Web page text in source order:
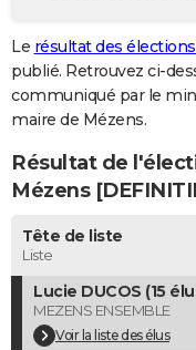
GUIDES D'ACHAT
BONS PLANS
CARTE DE VOEUX
Carte de Noël
Carte Bonne année
Carte Saint-Valentin
Carte Pâques
Carte d'anniversaire
DICTIONNAIRE
Dictionnaire
Biographies
Citations
Expressions
Proverbes
PROGRAMME TV
COPAINS D'AVANT
S'inscrire
Se connecter
Lycées
Collèges
Primaires
Universités
Entreprises
Service militaire
Avis de recherche
AVIS DE DÉCÈS
Le résultat des
publié. Retrouvez ci-
communiqué par le
maire de Mézens.
Résultat de
Mézens
Tête de liste
Liste
Lucie DUCOS (15
MEZENS ENSEMBLE
Voir la liste des élus